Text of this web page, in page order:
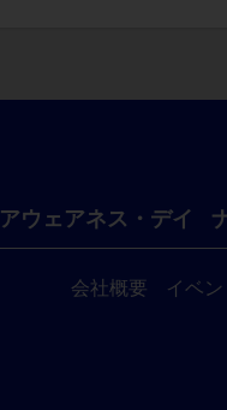
アウェアネス・デイ
会社概要 イベン